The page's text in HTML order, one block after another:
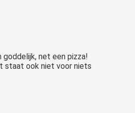
goddelijk, net een pizza!
staat ook niet voor niets